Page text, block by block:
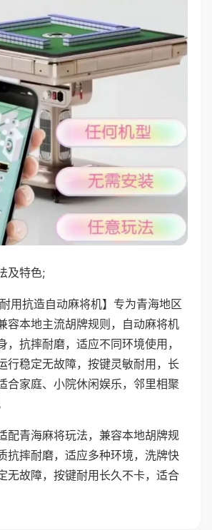
及特色;
耐用抗造自动麻将机】专为青海地区
容本地主流胡牌规则，自动麻将机
，抗摔耐磨，适应不同环境使用，
行稳定无故障，按键灵敏耐用，长
合家庭、小院休闲娱乐，邻里相聚
配青海麻将玩法，兼容本地胡牌规
抗摔耐磨，适应多种环境，洗牌快
无故障，按键耐用长久不卡，适合